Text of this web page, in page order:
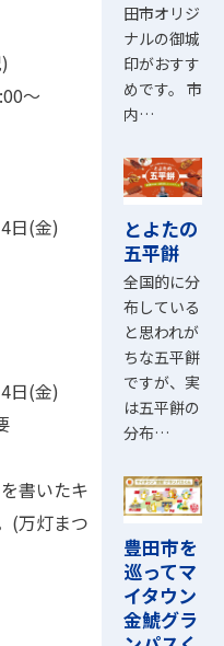
～
日(金)
日(金)
書いたキ
(万灯まつ
田市オリジ
ナルの御城
印がおすす
めです。 市
内…
とよたの
五平餅
全国的に分
布している
と思われが
ちな五平餅
ですが、実
は五平餅の
分布…
豊田市を
巡ってマ
イタウン
金鯱グラ